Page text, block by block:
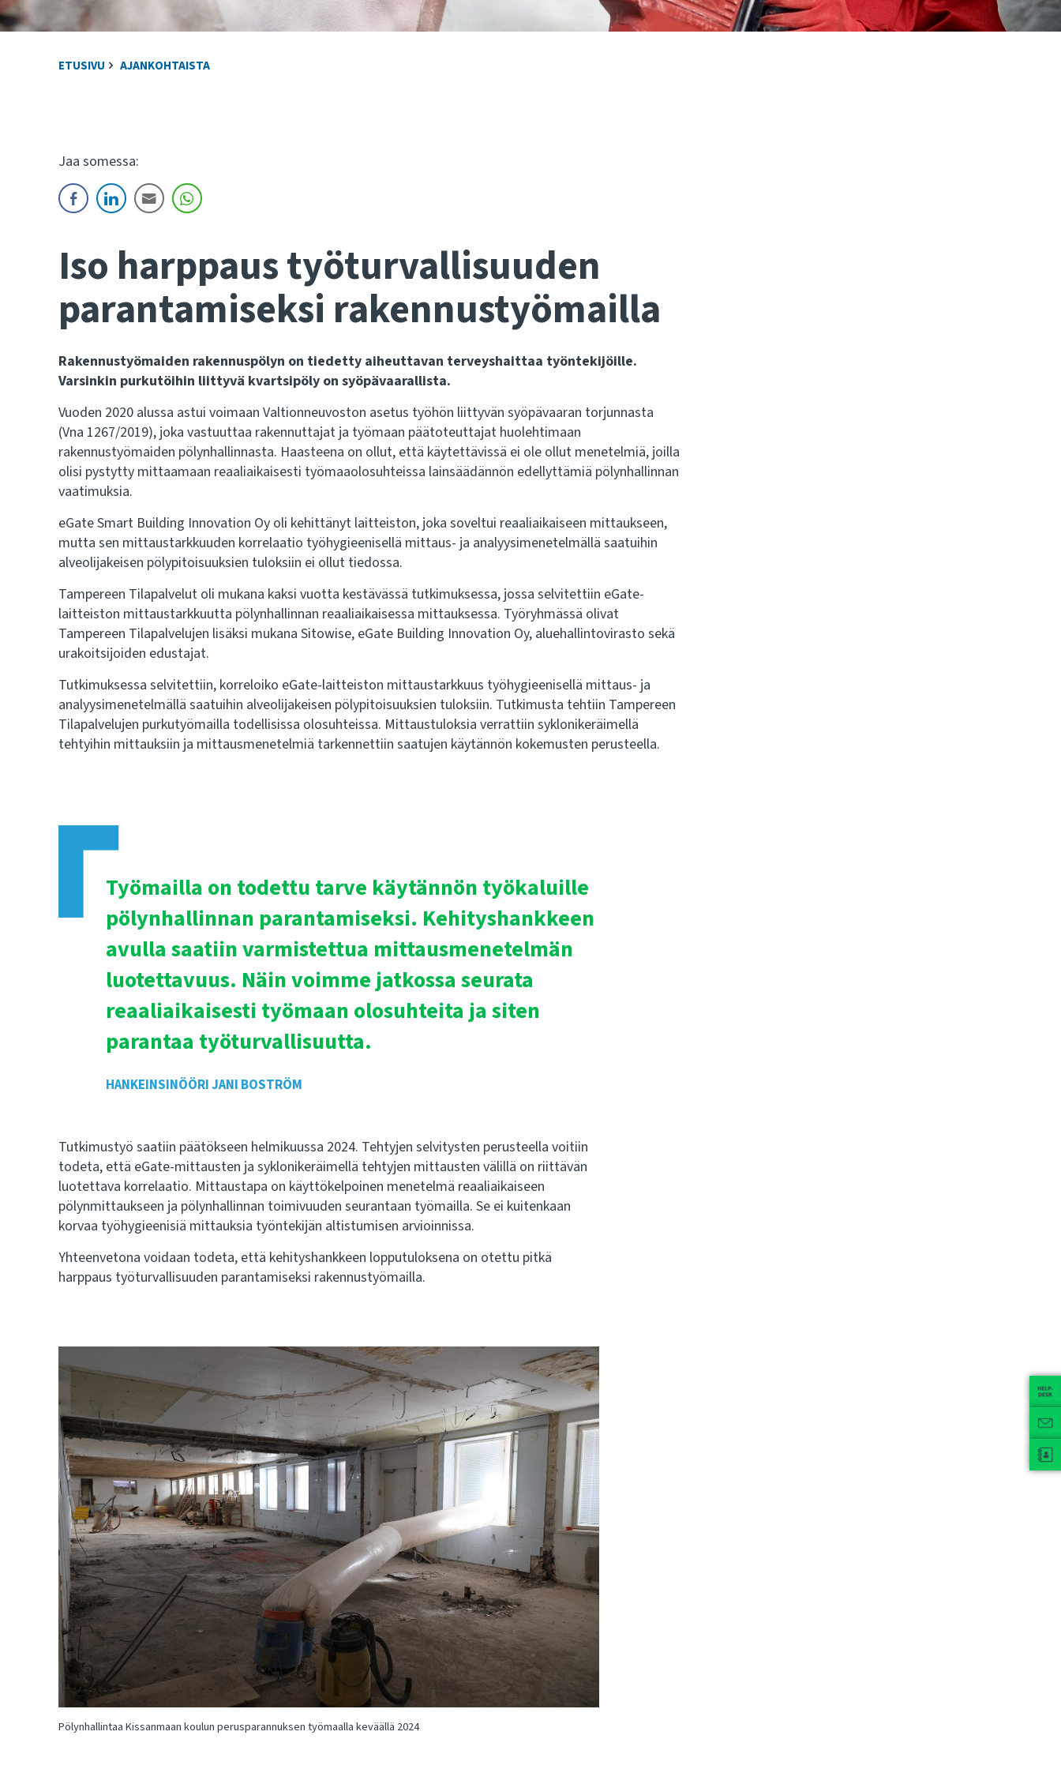
ETUSIVU AJANKOHTAISTA
Jaa somessa:
Iso harppaus työturvallisuuden
parantamiseksi rakennustyömailla
Rakennustyömaiden rakennuspölyn on tiedetty aiheuttavan terveyshaittaa työntekijöille.
Varsinkin purkutöihin liittyvä kvartsipöly on syöpävaarallista.
Vuoden 2020 alussa astui voimaan Valtionneuvoston asetus työhön liittyvän syöpävaaran torjunnasta
(Vna 1267/2019), joka vastuuttaa rakennuttajat ja työmaan päätoteuttajat huolehtimaan
rakennustyömaiden pölynhallinnasta. Haasteena on ollut, että käytettävissä ei ole ollut menetelmiä, joilla
olisi pystytty mittaamaan reaaliaikaisesti työmaaolosuhteissa lainsäädännön edellyttämiä pölynhallinnan
vaatimuksia.
eGate Smart Building Innovation Oy oli kehittänyt laitteiston, joka soveltui reaaliaikaiseen mittaukseen,
mutta sen mittaustarkkuuden korrelaatio työhygieenisellä mittaus- ja analyysimenetelmällä saatuihin
alveolijakeisen pölypitoisuuksien tuloksiin ei ollut tiedossa.
Tampereen Tilapalvelut oli mukana kaksi vuotta kestävässä tutkimuksessa, jossa selvitettiin eGate-
laitteiston mittaustarkkuutta pölynhallinnan reaaliaikaisessa mittauksessa. Työryhmässä olivat
Tampereen Tilapalvelujen lisäksi mukana Sitowise, eGate Building Innovation Oy, aluehallintovirasto sekä
urakoitsijoiden edustajat.
Tutkimuksessa selvitettiin, korreloiko eGate-laitteiston mittaustarkkuus työhygieenisellä mittaus- ja
analyysimenetelmällä saatuihin alveolijakeisen pölypitoisuuksien tuloksiin. Tutkimusta tehtiin Tampereen
Tilapalvelujen purkutyömailla todellisissa olosuhteissa. Mittaustuloksia verrattiin syklonikeräimellä
tehtyihin mittauksiin ja mittausmenetelmiä tarkennettiin saatujen käytännön kokemusten perusteella.
Työmailla on todettu tarve käytännön työkaluille
pölynhallinnan parantamiseksi. Kehityshankkeen
avulla saatiin varmistettua mittausmenetelmän
luotettavuus. Näin voimme jatkossa seurata
reaaliaikaisesti työmaan olosuhteita ja siten
parantaa työturvallisuutta.
HANKEINSINÖÖRIJANI BOSTRÖM
Tutkimustyö saatiin päätökseen helmikuussa 2024. Tehtyjen selvitysten perusteella voitiin
todeta, että eGate-mittausten ja syklonikeräimellä tehtyjen mittausten välillä on riittävän
luotettava korrelaatio. Mittaustapa on käyttökelpoinen menetelmä reaaliaikaiseen
pölynmittaukseen ja pölynhallinnan toimivuuden seurantaan työmailla. Se ei kuitenkaan
korvaa työhygieenisiä mittauksia työntekijän altistumisen arvioinnissa.
Yhteenvetona voidaan todeta, että kehityshankkeen lopputuloksena on otettu pitkä
harppaus työturvallisuuden parantamiseksi rakennustyömailla.
Pölynhallintaa Kissanmaan koulun perusparannuksen työmaalla keväällä 2024